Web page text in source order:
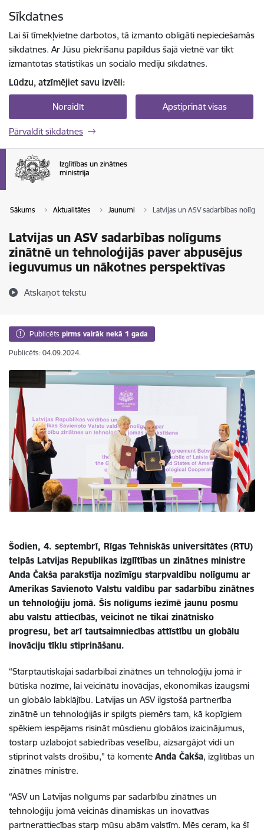
Sīkdatnes
Lai šī tīmekļvietne darbotos, tā izmanto obligāti nepieciešamās
sīkdatnes. Ar Jūsu piekrišanu papildus šajā vietnē var tikt
izmantotas statistikas un sociālo mediju sīkdatnes.
Lūdzu, atzīmējiet savu izvēli:
Noraidīt Apstiprināt visas
Pārvaldīt sīkdatnes
Sākums Aktualitātes Jaunumi Latvijas un ASV sadarbības
Latvijas un ASV sadarbības nolīgums
zinātnē un tehnoloģijās paver abpusējus
ieguvumus un nākotnes perspektīvas
Atskaņot tekstu
Publicēts pirms vairāk nekā 1 gada
Publicēts: 04.09.2024.
Šodien, 4. septembrī, Rīgas Tehniskās universitātes (RTU)
telpās Latvijas Republikas izglītības un zinātnes ministre
Anda Čakša parakstīja nozīmīgu starpvaldību nolīgumu ar
Amerikas Savienoto Valstu valdību par sadarbību zinātnes
un tehnoloģiju jomā. Šis nolīgums iezīmē jaunu posmu
abu valstu attiecībās, veicinot ne tikai zinātnisko
progresu, bet arī tautsaimniecības attīstību un globālu
inovāciju tīklu stiprināšanu.
“Starptautiskajai sadarbībai zinātnes un tehnoloģiju jomā ir
būtiska nozīme, lai veicinātu inovācijas, ekonomikas izaugsmi
un globālo labklājību. Latvijas un ASV ilgstošā partnerība
zinātnē un tehnoloģijās ir spilgts piemērs tam, kā kopīgiem
spēkiem iespējams risināt mūsdienu globālos izaicinājumus,
tostarp uzlabojot sabiedrības veselību, aizsargājot vidi un
stiprinot valsts drošību,” tā komentē Anda Čakša, izglītības un
zinātnes ministre.
“ASV un Latvijas nolīgums par sadarbību zinātnes un
tehnoloģiju jomā veicinās dinamiskas un inovatīvas
partnerattiecības starp mūsu abām valstīm. Mēs ceram, ka šī